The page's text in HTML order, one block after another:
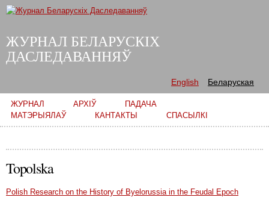
main
ЖУРНАЛ БЕЛАРУСКІХ
ДАСЛЕДАВАННЯЎ
English Беларуская
Main menu
ЖУРНАЛ АРХІЎ
ПАДАЧА
МАТЭРЫЯЛАЎ
КАНТАКТЫ СПАСЫЛКІ
Topolska
Polish Research on the History of Byelorussia in the Feudal Epoch